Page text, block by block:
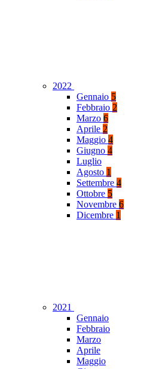
2022
Gennaio 5
Febbraio 2
Marzo 6
Aprile 2
Maggio 4
Giugno 4
Luglio
Agosto 1
Settembre 4
Ottobre 5
Novembre 6
Dicembre 1
2021
Gennaio
Febbraio
Marzo
Aprile
Maggio